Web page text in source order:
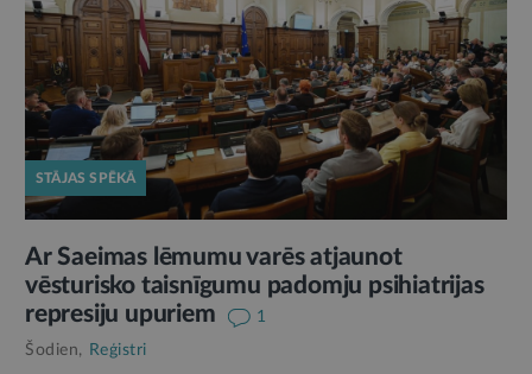
STĀJAS SPĒKĀ
Ar Saeimas lēmumu varēs atjaunot
vēsturisko taisnīgumu padomju psihiatrijas
represiju upuriem
1
Šodien, Reģistri